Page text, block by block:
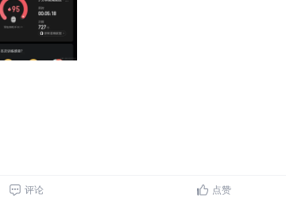
评论 点赞